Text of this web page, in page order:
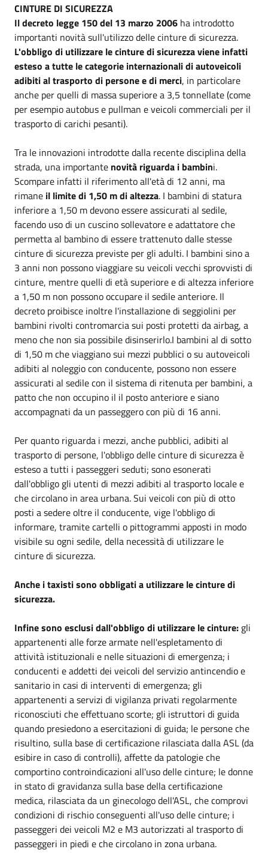
CINTURE DI SICUREZZA
Il decreto legge 150 del 13 marzo 2006 ha introdotto
importanti novità sull'utilizzo delle cinture di sicurezza.
L'obbligo di utilizzare le cinture di sicurezza viene infatti
esteso a tutte le categorie internazionali di autoveicoli
adibiti al trasporto di persone e di merci, in particolare
anche per quelli di massa superiore a 3,5 tonnellate (come
per esempio autobus e pullman e veicoli commerciali per il
trasporto di carichi pesanti).
Tra le innovazioni introdotte dalla recente disciplina della
strada, una importante novità riguarda i bambini.
Scompare infatti il riferimento all'età di 12 anni, ma
rimane il limite di 1,50 m di altezza. I bambini di statura
inferiore a 1,50 m devono essere assicurati al sedile,
facendo uso di un cuscino sollevatore e adattatore che
permetta al bambino di essere trattenuto dalle stesse
cinture di sicurezza previste per gli adulti. I bambini sino a
3 anni non possono viaggiare su veicoli vecchi sprovvisti di
cinture, mentre quelli di età superiore e di altezza inferiore
a 1,50 m non possono occupare il sedile anteriore. Il
decreto proibisce inoltre l'installazione di seggiolini per
bambini rivolti contromarcia sui posti protetti da airbag, a
meno che non sia possibile disinserirlo.I bambini al di sotto
di 1,50 m che viaggiano sui mezzi pubblici o su autoveicoli
adibiti al noleggio con conducente, possono non essere
assicurati al sedile con il sistema di ritenuta per bambini, a
patto che non occupino il il posto anteriore e siano
accompagnati da un passeggero con più di 16 anni.
Per quanto riguarda i mezzi, anche pubblici, adibiti al
trasporto di persone, l'obbligo delle cinture di sicurezza è
esteso a tutti i passeggeri seduti; sono esonerati
dall'obbligo gli utenti di mezzi adibiti al trasporto locale e
che circolano in area urbana. Sui veicoli con più di otto
posti a sedere oltre il conducente, vige l'obbligo di
informare, tramite cartelli o pittogrammi apposti in modo
visibile su ogni sedile, della necessità di utilizzare le
cinture di sicurezza.
Anche i taxisti sono obbligati a utilizzare le cinture di
sicurezza.
Infine sono esclusi dall'obbligo di utilizzare le cinture: gli
appartenenti alle forze armate nell'espletamento di
attività istituzionali e nelle situazioni di emergenza; i
conducenti e addetti dei veicoli del servizio antincendio e
sanitario in casi di interventi di emergenza; gli
appartenenti a servizi di vigilanza privati regolarmente
riconosciuti che effettuano scorte; gli istruttori di guida
quando presiedono a esercitazioni di guida; le persone che
risultino, sulla base di certificazione rilasciata dalla ASL (da
esibire in caso di controlli), affette da patologie che
comportino controindicazioni all'uso delle cinture; le donne
in stato di gravidanza sulla base della certificazione
medica, rilasciata da un ginecologo dell'ASL, che comprovi
condizioni di rischio conseguenti all'uso delle cinture; i
passeggeri dei veicoli M2 e M3 autorizzati al trasporto di
passeggeri in piedi e che circolano in zona urbana.